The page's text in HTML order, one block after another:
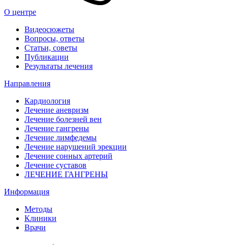
О центре
Видеосюжеты
Вопросы, ответы
Статьи, советы
Публикации
Результаты лечения
Направления
Кардиология
Лечение аневризм
Лечение болезней вен
Лечение гангрены
Лечение лимфедемы
Лечение нарушений эрекции
Лечение сонных артерий
Лечение суставов
ЛЕЧЕНИЕ ГАНГРЕНЫ
Информация
Методы
Клиники
Врачи